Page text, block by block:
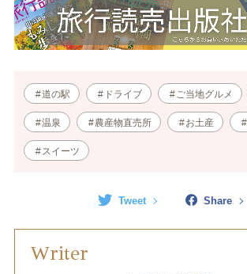
道の駅 ドライブ ご当地グルメ
温泉 農産物直売所 お土産
スイーツ
Tweet Share
Writer